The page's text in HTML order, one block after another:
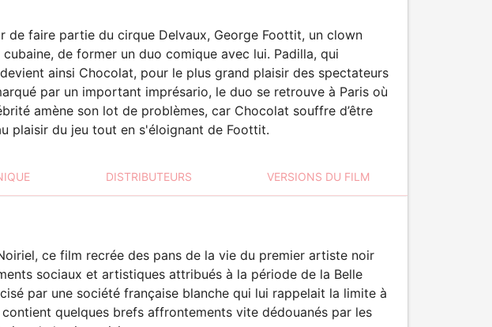
de faire partie du cirque Delvaux, George Foottit, un clown
de former un duo comique avec lui. Padilla, qui
ainsi Chocolat, pour le plus grand plaisir des spectateurs
par un important imprésario, le duo se retrouve à Paris où
amène son lot de problèmes, car Chocolat souffre d’être
plaisir du jeu tout en s'éloignant de Foottit.
DISTRIBUTEURS VERSIONS DU FILM
ce film recrée des pans de la vie du premier artiste noir
sociaux et artistiques attribués à la période de la Belle
par une société française blanche qui lui rappelait la limite à
quelques brefs affrontements vite dédouanés par les